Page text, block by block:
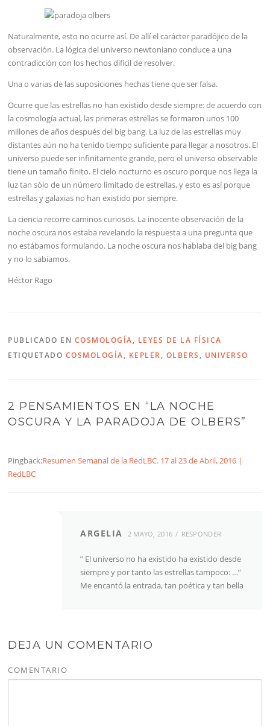
Naturalmente, esto no ocurre así. De allí el carácter paradójico de la
observación. La lógica del universo newtoniano conduce a una
contradicción con los hechos difícil de resolver.
Una o varias de las suposiciones hechas tiene que ser falsa.
Ocurre que las estrellas no han existido desde siempre: de acuerdo con
la cosmología actual, las primeras estrellas se formaron unos 100
millones de años después del big bang. La luz de las estrellas muy
distantes aún no ha tenido tiempo suficiente para llegar a nosotros. El
universo puede ser infinitamente grande, pero el universo observable
tiene un tamaño finito. El cielo nocturno es oscuro porque nos llega la
luz tan sólo de un número limitado de estrellas, y esto es así porque
estrellas y galaxias no han existido por siempre.
La ciencia recorre caminos curiosos. La inocente observación de la
noche oscura nos estaba revelando la respuesta a una pregunta que
no estábamos formulando. La noche oscura nos hablaba del big bang
y no lo sabíamos.
Héctor Rago
PUBLICADO EN COSMOLOGÍA, LEYES DE LA FÍSICA
ETIQUETADO COSMOLOGÍA, KEPLER, OLBERS, UNIVERSO
2 PENSAMIENTOS EN “LA NOCHE
OSCURA Y LA PARADOJA DE OLBERS”
Pingback:Resumen Semanal de la RedLBC. 17 al 23 de Abril, 2016 |
RedLBC
ARGELIA 2 MAYO, 2016 RESPONDER
” El universo no ha existido ha existido desde
siempre y por tanto las estrellas tampoco: …”
Me encantó la entrada, tan poética y tan bella
DEJA UN COMENTARIO
COMENTARIO